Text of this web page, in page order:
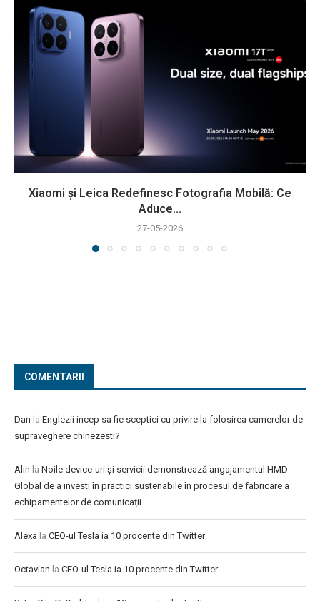
Xiaomi și Leica Redefinesc Fotografia Mobilă: Ce
Aduce...
27-05-2026
COMENTARII
Dan la Englezii incep sa fie sceptici cu privire la folosirea camerelor de
supraveghere chinezesti?
Alin la Noile device-uri și servicii demonstrează angajamentul HMD
Global de a investi în practici sustenabile în procesul de fabricare a
echipamentelor de comunicații
Alexa la CEO-ul Tesla ia 10 procente din Twitter
Octavian la CEO-ul Tesla ia 10 procente din Twitter